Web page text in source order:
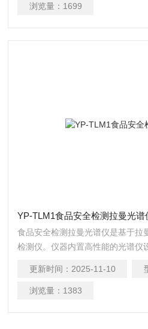
浏览量： 1699
YP-TLM1食品安全检测拉曼光谱
食品安全检测拉曼光谱仪是基于拉
检测仪。仪器内置高性能的光谱仪
作简单灵活、检测速度快、可检测
更新时间： 2025-11-10
浏览量： 1383